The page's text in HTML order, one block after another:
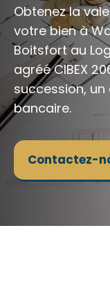
Obtenez la
votre bien à
Boitsfort au
agréé CIBEX
succession,
bancaire.
Contactez-